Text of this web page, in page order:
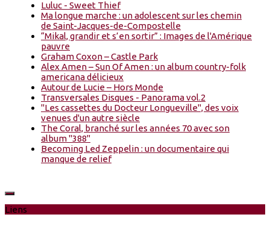
Luluc - Sweet Thief
Ma longue marche : un adolescent sur les chemin
de Saint-Jacques-de-Compostelle
“Mikal, grandir et s’en sortir” : Images de l'Amérique
pauvre
Graham Coxon – Castle Park
Alex Amen – Sun Of Amen : un album country-folk
americana délicieux
Autour de Lucie – Hors Monde
Transversales Disques - Panorama vol.2
"Les cassettes du Docteur Longueville", des voix
venues d'un autre siècle
The Coral, branché sur les années 70 avec son
album "388"
Becoming Led Zeppelin : un documentaire qui
manque de relief
Liens